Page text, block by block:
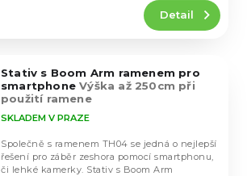
Detail
Stativ s Boom Arm ramenem pro
smartphoneVýška až 250cm při
použití ramene
SKLADEM V PRAZE
Společně s ramenem TH04 se jedná o nejlepší
řešení pro záběr zeshora pomocí smartphonu,
či lehké kamerky. Stativ s Boom Arm